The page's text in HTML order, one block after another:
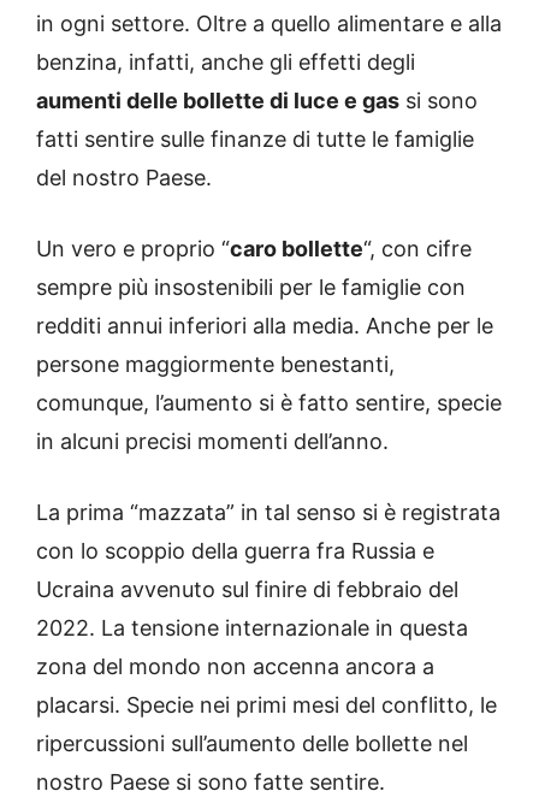
in ogni settore. Oltre a quello alimentare e alla
benzina, infatti, anche gli effetti degli
aumenti delle bollette di luce e gas si sono
fatti sentire sulle finanze di tutte le famiglie
del nostro Paese.
Un vero e proprio “caro bollette“, con cifre
sempre più insostenibili per le famiglie con
redditi annui inferiori alla media. Anche per le
persone maggiormente benestanti,
comunque, l’aumento si è fatto sentire, specie
in alcuni precisi momenti dell’anno.
La prima “mazzata” in tal senso si è registrata
con lo scoppio della guerra fra Russia e
Ucraina avvenuto sul finire di febbraio del
2022. La tensione internazionale in questa
zona del mondo non accenna ancora a
placarsi. Specie nei primi mesi del conflitto, le
ripercussioni sull’aumento delle bollette nel
nostro Paese si sono fatte sentire.